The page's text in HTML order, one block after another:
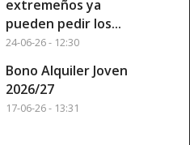
extremeños ya
pueden pedir los...
24-06-26 - 12:30
Bono Alquiler Joven
2026/27
17-06-26 - 13:31